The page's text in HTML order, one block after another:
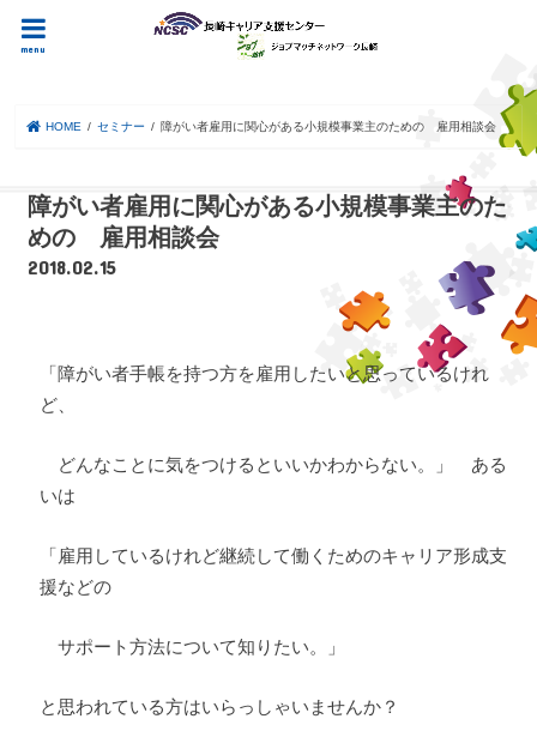
menu
HOME セミナー 障がい者雇用に関心がある小規模事業主のための 雇用相談会
障がい者雇用に関心がある小規模事業主のた
めの 雇用相談会
2018.02.15
「障がい者手帳を持つ方を雇用したいと思っているけれ
ど、
どんなことに気をつけるといいかわからない。」 ある
いは
「雇用しているけれど継続して働くためのキャリア形成支
援などの
サポート方法について知りたい。」
と思われている方はいらっしゃいませんか？